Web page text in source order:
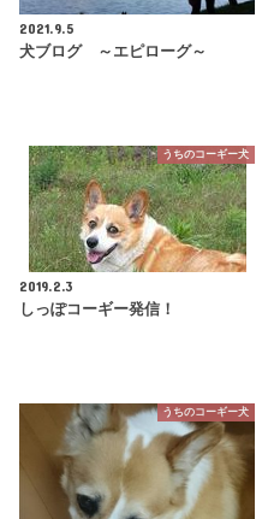
2021.9.5
犬ブログ ～エピローグ～
うちのコーギー犬
2019.2.3
しっぽコーギー発信！
うちのコーギー犬